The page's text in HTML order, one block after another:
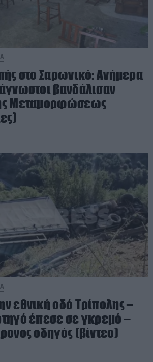
στο Σαρωνικό: Ανήμερα
βανδάλισαν
Μεταμορφώσεως
εθνική οδό Τρίπολης –
έπεσε σε γκρεμό –
οδηγός (βίντεο)